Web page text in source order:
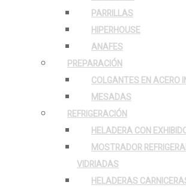
PARRILLAS
HIPERHOUSE
ANAFES
PREPARACIÓN
COLGANTES EN ACERO
MESADAS
REFRIGERACIÓN
HELADERA CON
MOSTRADOR
VIDRIADAS
HELADERAS